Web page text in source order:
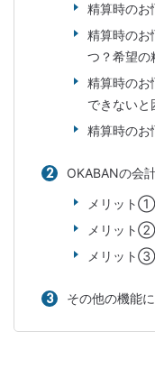
精算時の
精算時の
つ？希望の
精算時の
できないと
精算時の
OKABANの会
メリット①
メリット②
メリット③
その他の機能